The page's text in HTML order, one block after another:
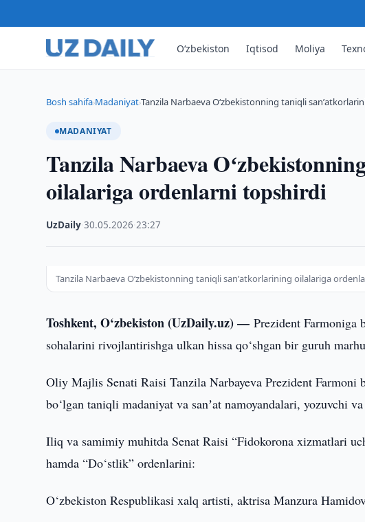
O‘zbekiston Iqtisod Moliya
Bosh sahifa›Madaniyat›Tanzila Narbaeva Oʻzbekistonning taniqli
MADANIYAT
Tanzila Narbaeva
oilalariga ordenlarni topshirdi
UzDaily ·30.05.2026 ·23:27
Tanzila Narbaeva Oʻzbekistonning taniqli sanʼatkorlarining oilalariga
Toshkent, O‘zbekiston (UzDaily.uz) —Prezident Farmoniga
sohalarini rivojlantirishga ulkan hissa qo‘shgan bir guruh
Oliy Majlis Senati Raisi Tanzila Narbayeva Prezident Farmoni
bo‘lgan taniqli madaniyat va sanʼat namoyandalari, yozuvchi
Iliq va samimiy muhitda Senat Raisi “Fidokorona xizmatlari
hamda “Do‘stlik” ordenlarini:
O‘zbekiston Respublikasi xalq artisti, aktrisa Manzura